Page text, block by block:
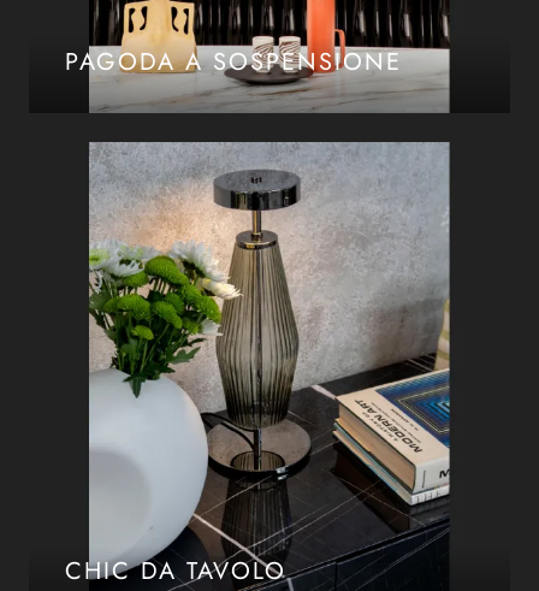
PAGODA A SOSPENSIONE
CHIC DA TAVOLO